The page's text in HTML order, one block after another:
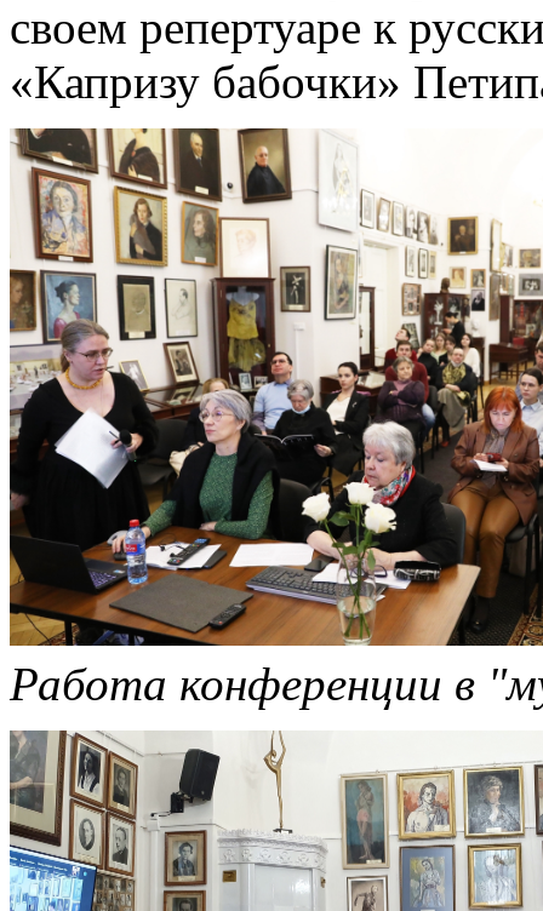
своем репертуаре к
«Капризу бабочки»
Работа конференции в